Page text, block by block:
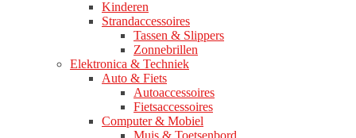
Kinderen
Strandaccessoires
Tassen & Slippers
Zonnebrillen
Elektronica & Techniek
Auto & Fiets
Autoaccessoires
Fietsaccessoires
Computer & Mobiel
Muis & Toetsenbord